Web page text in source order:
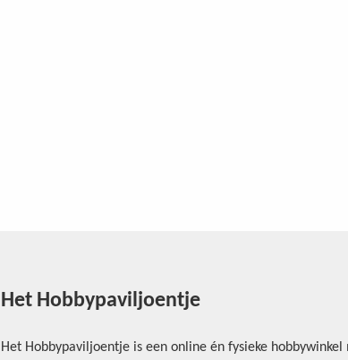
Het Hobbypaviljoentje
Het Hobbypaviljoentje is een online én fysieke